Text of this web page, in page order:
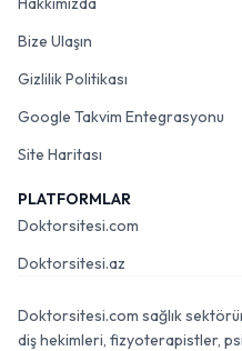
Bize Ulaşın
Gizlilik Politikası
Google Takvim Entegrasyonu
Site Haritası
PLATFORMLAR
Doktorsitesi.com
Doktorsitesi.az
Doktorsitesi.com sağlık
diş hekimleri, fizyoterapistler,